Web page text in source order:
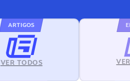
ARTIGOS
VER TODOS